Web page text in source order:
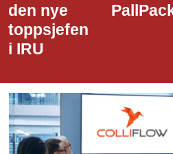
den nye
toppsjefen
i IRU